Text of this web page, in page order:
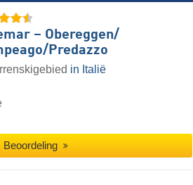
– Obereggen/​
​Predazzo
in Italië
Beoordeling